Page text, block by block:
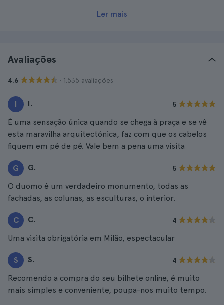
Ler mais
Avaliações
4.6 · 1.535 avaliações
I I. 5
É uma sensação única quando se chega à praça e se vê
esta maravilha arquitectónica, faz com que os cabelos
fiquem em pé de pé. Vale bem a pena uma visita
G G. 5
O duomo é um verdadeiro monumento, todas as
fachadas, as colunas, as esculturas, o interior.
C C. 4
Uma visita obrigatória em Milão, espectacular
S S. 4
Recomendo a compra do seu bilhete online, é muito
mais simples e conveniente, poupa-nos muito tempo.